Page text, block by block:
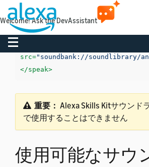
Toggle navigation
<speak>
  これはアレクサの通常音声です。音響効果クマのうなり声（1）を再生します。
src="soundbank://soundlibrary/
</speak>
重要： Alexa Skills Kitサウンド
で使用することはできません
使用可能なサウ
Welcome! Ask the DevAssistant